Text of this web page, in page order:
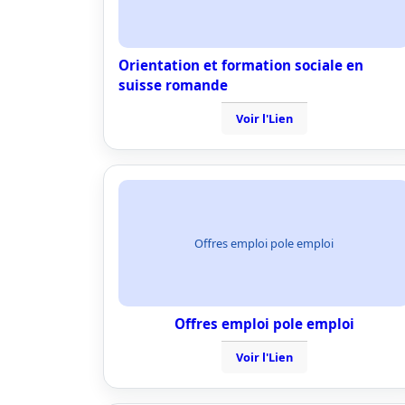
Orientation et formation sociale en
suisse romande
Voir l'Lien
Offres emploi pole emploi
Offres emploi pole emploi
Voir l'Lien